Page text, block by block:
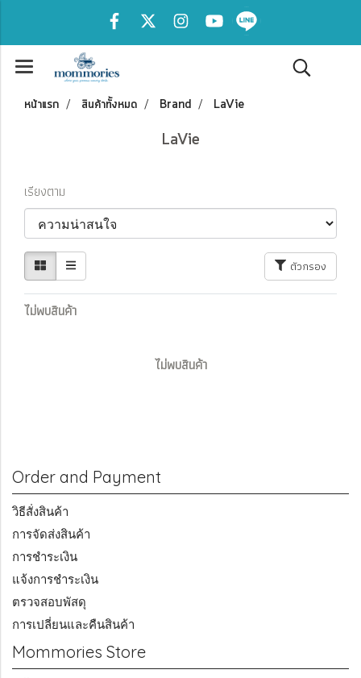
หน้าแรก สินค้าทั้งหมด Brand LaVie
LaVie
เรียงตาม
ตัวกรอง
ไม่พบสินค้า
ไม่พบสินค้า
Order and Payment
วิธีสั่งสินค้า
การจัดส่งสินค้า
การชำระเงิน
แจ้งการชำระเงิน
ตรวจสอบพัสดุ
การเปลี่ยนและคืนสินค้า
Mommories Store